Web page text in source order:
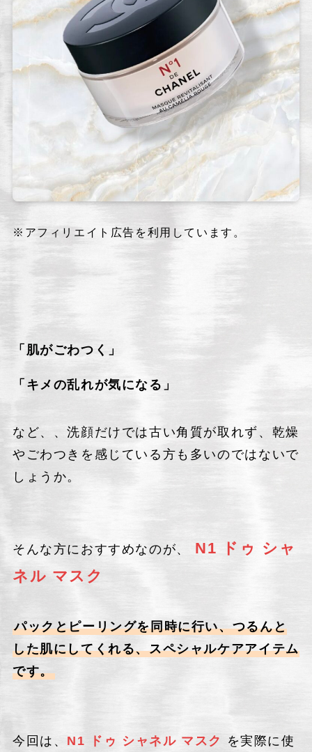
※アフィリエイト広告を利用しています。
「肌がごわつく」
「キメの乱れが気になる」
など、、洗顔だけでは古い角質が取れず、乾燥
やごわつきを感じている方も多いのではないで
しょうか。
そんな方におすすめなのが、
N1 ドゥ シャ
ネル マスク
パックとピーリングを同時に行い、つるんと
した肌にしてくれる、スペシャルケアアイテム
です。
今回は、 N1 ドゥ シャネル マスク
を実際に使